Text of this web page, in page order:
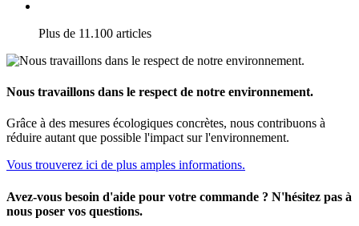
Plus de 11.100 articles
Nous travaillons dans le respect de notre environnement.
Grâce à des mesures écologiques concrètes, nous contribuons à
réduire autant que possible l'impact sur l'environnement.
Vous trouverez ici de plus amples informations.
Avez-vous besoin d'aide pour votre commande ? N'hésitez pas à
nous poser vos questions.